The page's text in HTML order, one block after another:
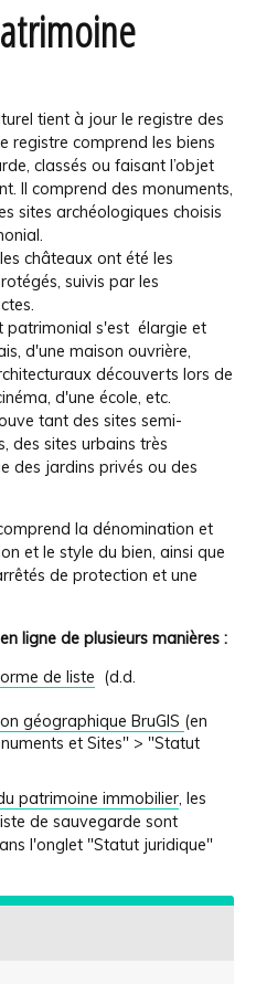
tient à jour le registre des
registre comprend les biens
classés ou faisant l’objet
Il comprend des monuments,
sites archéologiques choisis
châteaux ont été les
suivis par les
patrimonial s'est élargie et
d'une maison ouvrière,
découverts lors de
d'une école, etc.
tant des sites semi-
des sites urbains très
des jardins privés ou des
la dénomination et
et le style du bien, ainsi que
de protection et une
ligne de plusieurs manières :
de liste (d.d.
géographique BruGIS (en
et Sites" > "Statut
patrimoine immobilier, les
de sauvegarde sont
l'onglet "Statut juridique"